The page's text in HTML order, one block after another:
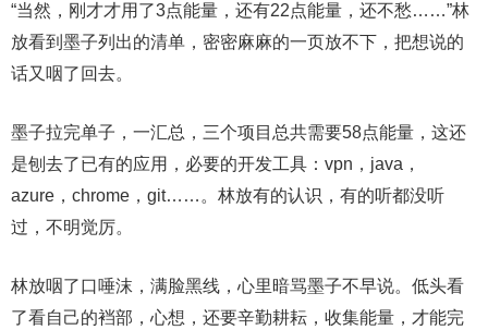
“当然，刚才才用了3点能量，还有22点能量，还不愁……”林
放看到墨子列出的清单，密密麻麻的一页放不下，把想说的
话又咽了回去。
墨子拉完单子，一汇总，三个项目总共需要58点能量，这还
是刨去了已有的应用，必要的开发工具：vpn，java，
azure，chrome，git……。林放有的认识，有的听都没听
过，不明觉厉。
林放咽了口唾沫，满脸黑线，心里暗骂墨子不早说。低头看
了看自己的裆部，心想，还要辛勤耕耘，收集能量，才能完